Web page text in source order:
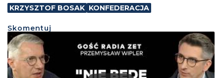
KRZYSZTOF BOSAK KONFEDERACJA
Skomentuj